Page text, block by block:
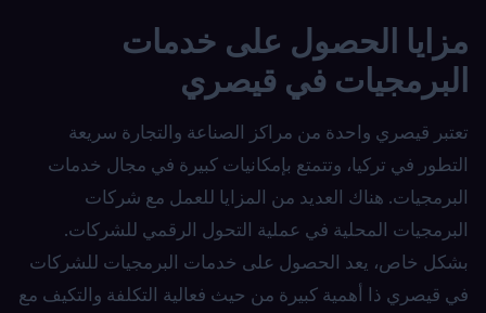
مزايا الحصول على خدمات
البرمجيات في قيصري
تعتبر قيصري واحدة من مراكز الصناعة والتجارة سريعة
التطور في تركيا، وتتمتع بإمكانيات كبيرة في مجال خدمات
البرمجيات. هناك العديد من المزايا للعمل مع شركات
البرمجيات المحلية في عملية التحول الرقمي للشركات.
بشكل خاص، يعد الحصول على خدمات البرمجيات للشركات
في قيصري ذا أهمية كبيرة من حيث فعالية التكلفة والتكيف مع